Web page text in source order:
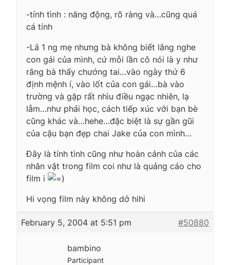
-tính tình : năng động, rõ ràng và…cũng quá
cá tính
-Lả 1 ng mẹ nhưng bà không biết lắng nghe
con gái của mình, cứ mỗi lần cô nói là y như
rắng bà thấy chướng tai…vào ngày thứ 6
định mệnh í, vào lốt của con gái…bà vào
trường và gặp rất nhìu điều ngạc nhiên, lạ
lẫm…như phải học, cách tiếp xúc với bạn bè
cũng khác và…hehe…đặc biệt là sự gần gũi
của cậu bạn đẹp chai Jake của con mình…
Đây là tính tình cũng như hoàn cảnh của các
nhân vật trong film coi như là quảng cáo cho
film i
Hi vọng film này không dở hihi
February 5, 2004 at 5:51 pm #50880
bambino
Participant